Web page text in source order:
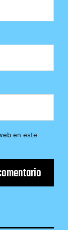
en este